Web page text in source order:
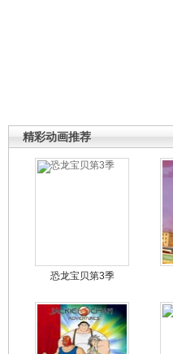
精彩动画推荐
恐龙宝贝第3季